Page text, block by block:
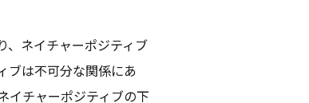
、ネイチャーポジティブ
ブは不可分な関係にあ
イチャーポジティブの下